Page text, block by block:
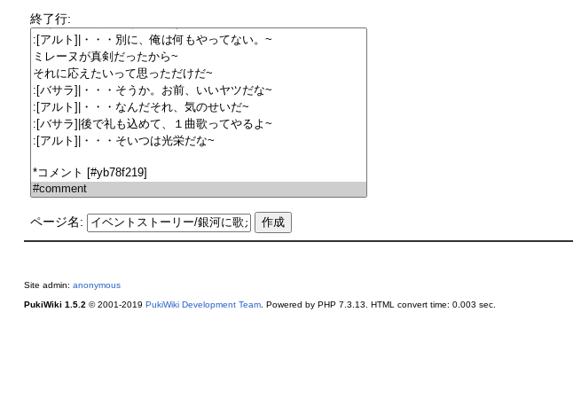
終了行:
ページ名:
Site admin: anonymous
PukiWiki 1.5.2 © 2001-2019 PukiWiki Development Team. Powered by PHP 7.3.13. HTML convert time: 0.003 sec.